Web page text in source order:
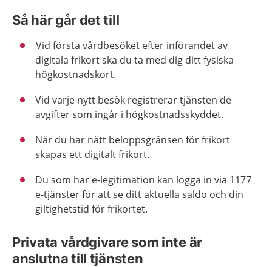
Så här går det till
Vid första vårdbesöket efter införandet av
digitala frikort ska du ta med dig ditt fysiska
högkostnadskort.
Vid varje nytt besök registrerar tjänsten de
avgifter som ingår i högkostnadsskyddet.
När du har nått beloppsgränsen för frikort
skapas ett digitalt frikort.
Du som har e-legitimation kan logga in via 1177
e-tjänster för att se ditt aktuella saldo och din
giltighetstid för frikortet.
Privata vårdgivare som inte är
anslutna till tjänsten